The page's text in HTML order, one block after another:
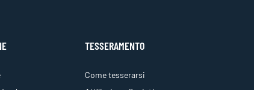
TESSERAMENTO
Come tesserarsi